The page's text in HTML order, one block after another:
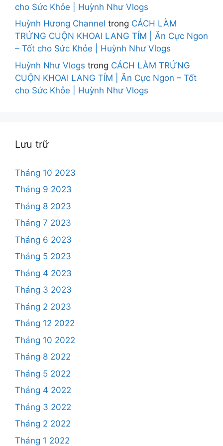
cho Sức Khỏe | Huỳnh Như Vlogs
Huỳnh Hương Channel trong CÁCH LÀM
TRỨNG CUỘN KHOAI LANG TÍM | Ăn Cực Ngon
– Tốt cho Sức Khỏe | Huỳnh Như Vlogs
Huỳnh Như Vlogs trong CÁCH LÀM TRỨNG
CUỘN KHOAI LANG TÍM | Ăn Cực Ngon – Tốt
cho Sức Khỏe | Huỳnh Như Vlogs
Lưu trữ
Tháng 10 2023
Tháng 9 2023
Tháng 8 2023
Tháng 7 2023
Tháng 6 2023
Tháng 5 2023
Tháng 4 2023
Tháng 3 2023
Tháng 2 2023
Tháng 12 2022
Tháng 10 2022
Tháng 8 2022
Tháng 5 2022
Tháng 4 2022
Tháng 3 2022
Tháng 2 2022
Tháng 1 2022